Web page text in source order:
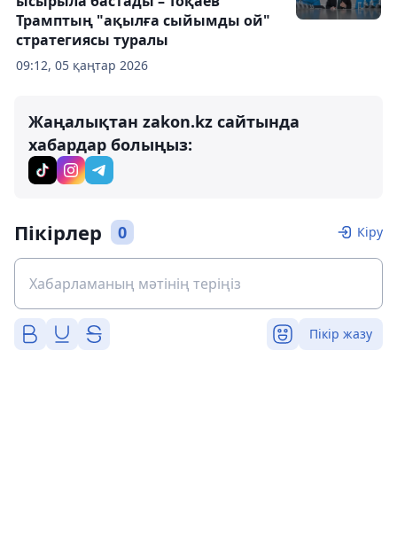
09:12, 05 қаңтар 2026
Трамптың "ақылға сыйымды ой"
стратегиясы туралы
Жаңалықтан zakon.kz сайтында
хабардар болыңыз:
Пікірлер 0 Кіру
Пікір жазу